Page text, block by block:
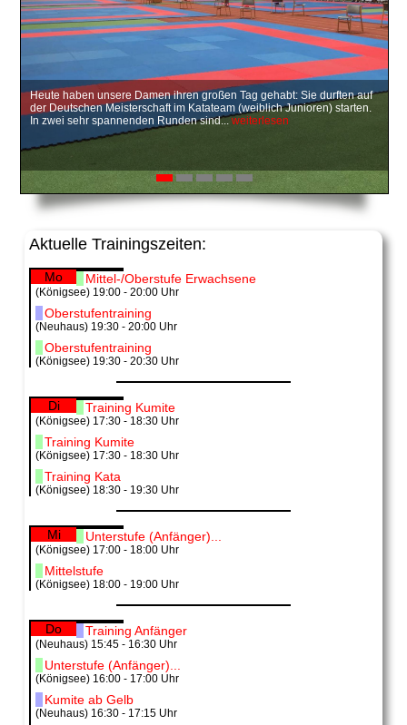
Heute haben unsere Damen ihren großen Tag gehabt: Sie durften auf
der Deutschen Meisterschaft im Katateam (weiblich Junioren) starten.
In zwei sehr spannenden Runden sind...weiterlesen
Anstatt einer Weihnachtsfeier 2017 fand dieses Jahr eine
Winterwanderung 2018 statt. Das war das zweite Mal, dass die
Mitglieder des Karatevereins und deren Angehörige das Thüringer...
Am vergangenen Montag, dem 26.6.2017, trafen sich Carolin
Schubert, Maria und Diana Unbehaun der Abteilung Königsee mit
einer Delegation des örtlichen Feuerwehrvereines in deren
Museumsraum...weiterlesen
Auf in meine Geburtsstadt Halle/Saale. Es finden die East Open
Wettkämpfe im Karate statt. Ja, wir waren dort, dass erste Mal, voller
Erwartungen und wir haben...weiterlesen
Am 14.01.2017 lud uns der Asahi Dojo e.V. zur Winterwanderung ein.
Treffpunkt war die Haltestelle der Südthüringenbahn am Igelshieb in
Neuhaus. Dort gab es für...weiterlesen
Aktuelle Trainingszeiten:
Mo Mittel-/Oberstufe Erwachsene
(Königsee) 19:00 - 20:00 Uhr
Oberstufentraining
(Neuhaus) 19:30 - 20:00 Uhr
Oberstufentraining
(Königsee) 19:30 - 20:30 Uhr
Di Training Kumite
(Königsee) 17:30 - 18:30 Uhr
Training Kumite
(Königsee) 17:30 - 18:30 Uhr
Training Kata
(Königsee) 18:30 - 19:30 Uhr
Mi Unterstufe (Anfänger)...
(Königsee) 17:00 - 18:00 Uhr
Mittelstufe
(Königsee) 18:00 - 19:00 Uhr
Do Training Anfänger
(Neuhaus) 15:45 - 16:30 Uhr
Unterstufe (Anfänger)...
(Königsee) 16:00 - 17:00 Uhr
Kumite ab Gelb
(Neuhaus) 16:30 - 17:15 Uhr